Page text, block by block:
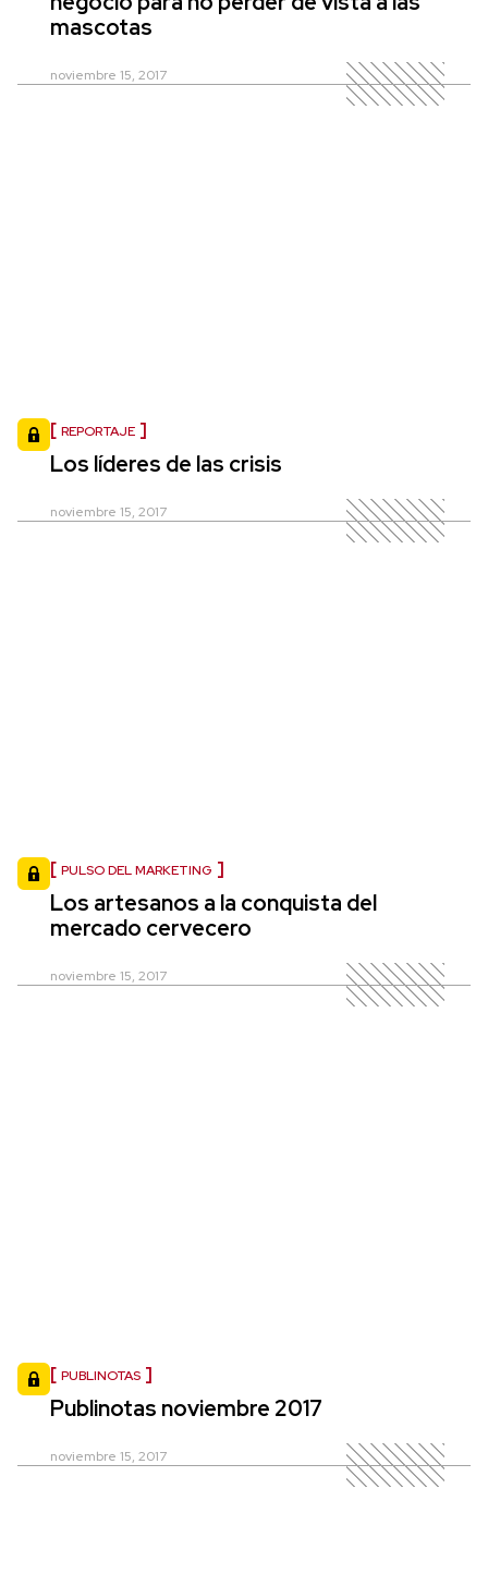
mascotas
noviembre 15, 2017
REPORTAJE
Los líderes de las crisis
noviembre 15, 2017
PULSO DEL MARKETING
Los artesanos a la conquista del
mercado cervecero
noviembre 15, 2017
PUBLINOTAS
Publinotas noviembre 2017
noviembre 15, 2017